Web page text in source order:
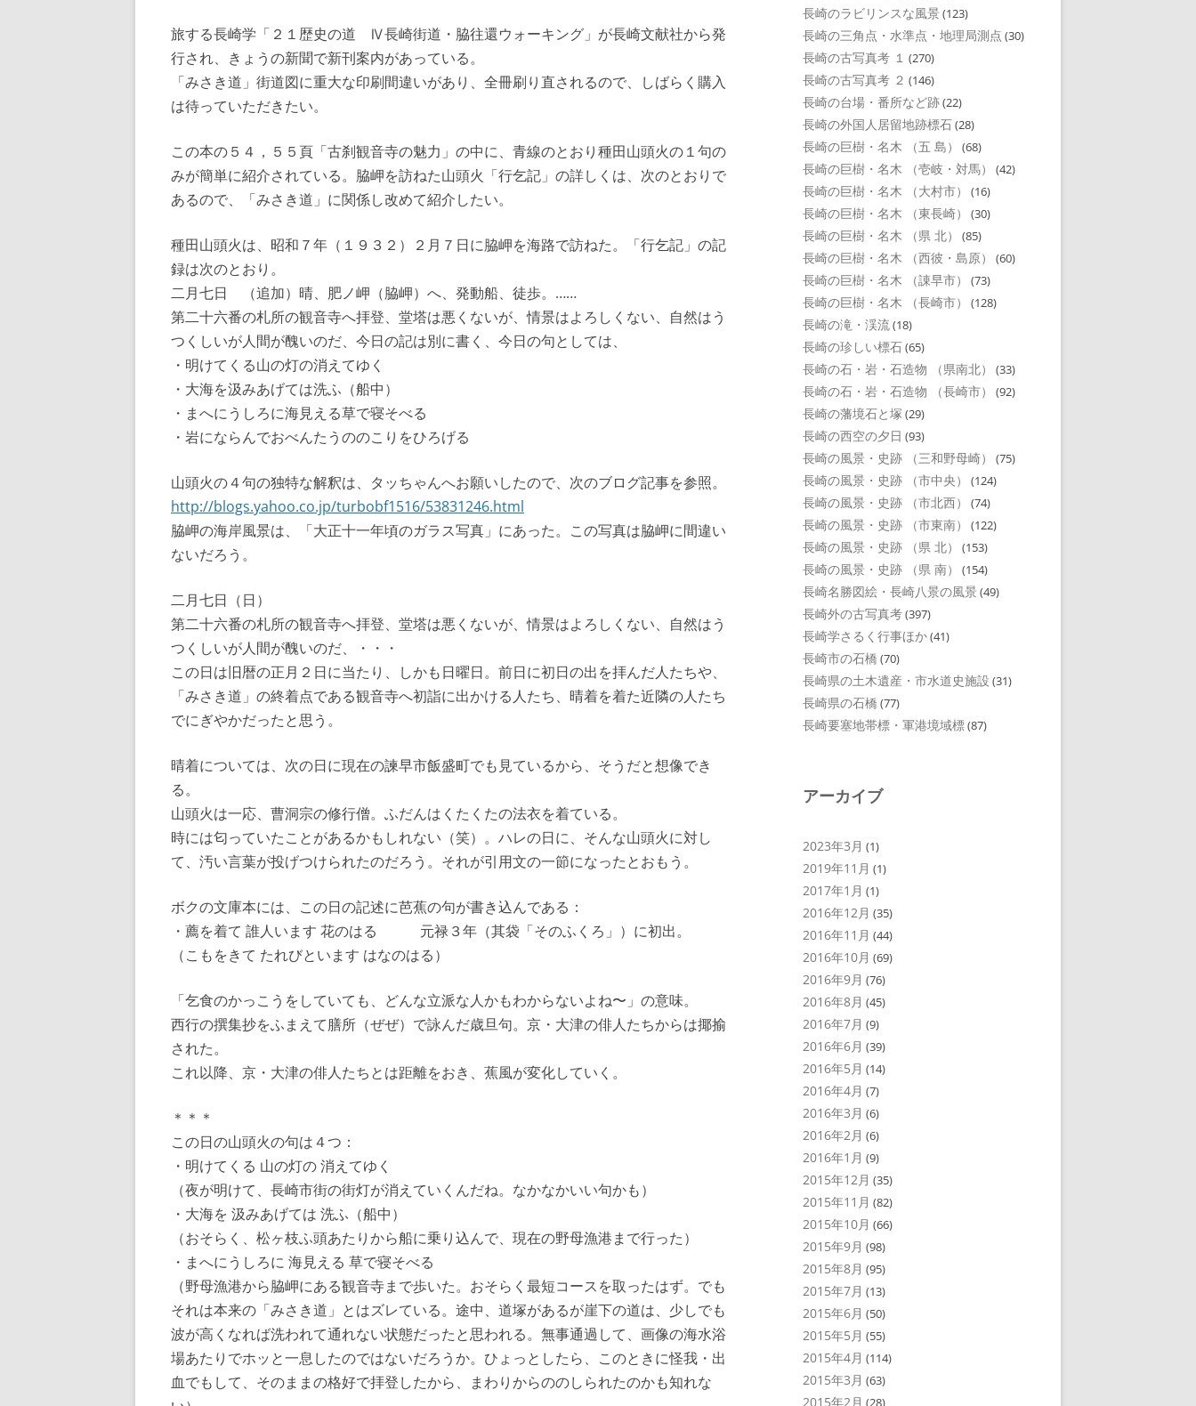
旅する長崎学「２１歴史の道 Ⅳ長崎街道・脇往還ウォーキング」が長崎文献社から発
行され、きょうの新聞で新刊案内があっている。
「みさき道」街道図に重大な印刷間違いがあり、全冊刷り直されるので、しばらく購入
は待っていただきたい。
この本の５４，５５頁「古刹観音寺の魅力」の中に、青線のとおり種田山頭火の１句の
みが簡単に紹介されている。脇岬を訪ねた山頭火「行乞記」の詳しくは、次のとおりで
あるので、「みさき道」に関係し改めて紹介したい。
種田山頭火は、昭和７年（１９３２）２月７日に脇岬を海路で訪ねた。「行乞記」の記
録は次のとおり。
二月七日 （追加）晴、肥ノ岬（脇岬）へ、発動船、徒歩。……
第二十六番の札所の観音寺へ拝登、堂塔は悪くないが、情景はよろしくない、自然はう
つくしいが人間が醜いのだ、今日の記は別に書く、今日の句としては、
・明けてくる山の灯の消えてゆく
・大海を汲みあげては洗ふ（船中）
・まへにうしろに海見える草で寝そべる
・岩にならんでおべんたうののこりをひろげる
山頭火の４句の独特な解釈は、タッちゃんへお願いしたので、次のブログ記事を参照。
http://blogs.yahoo.co.jp/turbobf1516/53831246.html
脇岬の海岸風景は、「大正十一年頃のガラス写真」にあった。この写真は脇岬に間違い
ないだろう。
二月七日（日）
第二十六番の札所の観音寺へ拝登、堂塔は悪くないが、情景はよろしくない、自然はう
つくしいが人間が醜いのだ、・・・
この日は旧暦の正月２日に当たり、しかも日曜日。前日に初日の出を拝んだ人たちや、
「みさき道」の終着点である観音寺へ初詣に出かける人たち、晴着を着た近隣の人たち
でにぎやかだったと思う。
晴着については、次の日に現在の諫早市飯盛町でも見ているから、そうだと想像でき
る。
山頭火は一応、曹洞宗の修行僧。ふだんはくたくたの法衣を着ている。
時には匂っていたことがあるかもしれない（笑）。ハレの日に、そんな山頭火に対し
て、汚い言葉が投げつけられたのだろう。それが引用文の一節になったとおもう。
ボクの文庫本には、この日の記述に芭蕉の句が書き込んである：
・薦を着て 誰人います 花のはる 元禄３年（其袋「そのふくろ」）に初出。
（こもをきて たれびといます はなのはる）
「乞食のかっこうをしていても、どんな立派な人かもわからないよね〜」の意味。
西行の撰集抄をふまえて膳所（ぜぜ）で詠んだ歳旦句。京・大津の俳人たちからは揶揄
された。
これ以降、京・大津の俳人たちとは距離をおき、蕉風が変化していく。
＊＊＊
この日の山頭火の句は４つ：
・明けてくる 山の灯の 消えてゆく
（夜が明けて、長崎市街の街灯が消えていくんだね。なかなかいい句かも）
・大海を 汲みあげては 洗ふ（船中）
（おそらく、松ヶ枝ふ頭あたりから船に乗り込んで、現在の野母漁港まで行った）
・まへにうしろに 海見える 草で寝そべる
（野母漁港から脇岬にある観音寺まで歩いた。おそらく最短コースを取ったはず。でも
それは本来の「みさき道」とはズレている。途中、道塚があるが崖下の道は、少しでも
波が高くなれば洗われて通れない状態だったと思われる。無事通過して、画像の海水浴
場あたりでホッと一息したのではないだろうか。ひょっとしたら、このときに怪我・出
血でもして、そのままの格好で拝登したから、まわりからののしられたのかも知れな
長崎のラビリンスな風景 (123)
長崎の三角点・水準点・地理局測点 (30)
長崎の古写真考 １ (270)
長崎の古写真考 ２ (146)
長崎の台場・番所など跡(22)
長崎の外国人居留地跡標石(28)
長崎の巨樹・名木 （五 島） (68)
長崎の巨樹・名木 （壱岐・対馬） (42)
長崎の巨樹・名木 （大村市） (16)
長崎の巨樹・名木 （東長崎） (30)
長崎の巨樹・名木 （県 北） (85)
長崎の巨樹・名木 （西彼・島原） (60)
長崎の巨樹・名木 （諌早市） (73)
長崎の巨樹・名木 （長崎市） (128)
長崎の滝・渓流(18)
長崎の珍しい標石(65)
長崎の石・岩・石造物 （県南北） (33)
長崎の石・岩・石造物 （長崎市） (92)
長崎の藩境石と塚 (29)
長崎の西空の夕日 (93)
長崎の風景・史跡 （三和野母崎） (75)
長崎の風景・史跡 （市中央） (124)
長崎の風景・史跡 （市北西） (74)
長崎の風景・史跡 （市東南） (122)
長崎の風景・史跡 （県 北） (153)
長崎の風景・史跡 （県 南） (154)
長崎名勝図絵・長崎八景の風景 (49)
長崎外の古写真考(397)
長崎学さるく行事ほか(41)
長崎市の石橋 (70)
長崎県の土木遺産・市水道史施設 (31)
長崎県の石橋 (77)
長崎要塞地帯標・軍港境域標(87)
アーカイブ
2023年3月 (1)
2019年11月 (1)
2017年1月 (1)
2016年12月 (35)
2016年11月 (44)
2016年10月 (69)
2016年9月 (76)
2016年8月 (45)
2016年7月 (9)
2016年6月 (39)
2016年5月 (14)
2016年4月 (7)
2016年3月 (6)
2016年2月 (6)
2016年1月 (9)
2015年12月 (35)
2015年11月 (82)
2015年10月 (66)
2015年9月 (98)
2015年8月 (95)
2015年7月 (13)
2015年6月 (50)
2015年5月 (55)
2015年4月 (114)
2015年3月 (63)
2015年2月 (28)